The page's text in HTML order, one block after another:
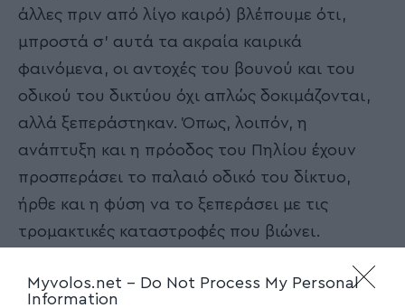
Myvolos.net - Do Not Process My Personal
Information
άλλες πριν από λίγο καιρό) βλέπουμε ότι,
μπροστά σ’ αυτά τα ακραία καιρικά
φαινόμενα, οι αντοχές του βουνού και του
οδικού του δικτύου όχι απλώς δοκιμάζονται,
αλλά ξεπεράστηκαν. Όπως, λοιπόν, η
ανάπτυξη και η πρόοδος του Πηλίου έχουν
προσπεράσει το παλαιό οδικό του δίκτυο,
ήρθε και η φύση να το ξεπεράσει με τις
τρομακτικές καταστροφές που βιώνει.
όλων των εμπλεκόμενων τοπικών φορέων, οι